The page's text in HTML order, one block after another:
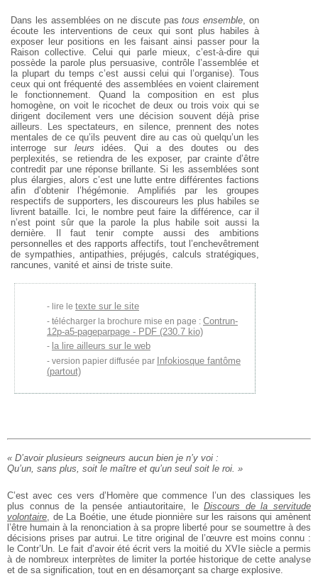
Dans les assemblées on ne discute pastous ensemble, on
écoute les interventions de ceux qui sont plus habiles à
exposer leur positions en les faisant ainsi passer pour la
Raison collective. Celui qui parle mieux, c’est-à-dire qui
possède la parole plus persuasive, contrôle l’assemblée et
la plupart du temps c’est aussi celui qui l’organise). Tous
ceux qui ont fréquenté des assemblées en voient clairement
le fonctionnement. Quand la composition en est plus
homogène, on voit le ricochet de deux ou trois voix qui se
dirigent docilement vers une décision souvent déjà prise
ailleurs. Les spectateurs, en silence, prennent des notes
mentales de ce qu’ils peuvent dire au cas où quelqu’un les
interroge sur leurs idées. Qui a des doutes ou des
perplexités, se retiendra de les exposer, par crainte d’être
contredit par une réponse brillante. Si les assemblées sont
plus élargies, alors c’est une lutte entre différentes factions
afin d’obtenir l’hégémonie. Amplifiés par les groupes
respectifs de supporters, les discoureurs les plus habiles se
livrent bataille. Ici, le nombre peut faire la différence, car il
n’est point sûr que la parole la plus habile soit aussi la
dernière. Il faut tenir compte aussi des ambitions
personnelles et des rapports affectifs, tout l’enchevêtrement
de sympathies, antipathies, préjugés, calculs stratégiques,
rancunes, vanité et ainsi de triste suite.
lire le texte sur le site
télécharger la brochure mise en page : Contrun-
12p-a5-pageparpage - PDF (230.7 kio)
la lire ailleurs sur le web
version papier diffusée par Infokiosque fantôme
(partout)
« D’avoir plusieurs seigneurs aucun bien je n’y voi :
Qu’un, sans plus, soit le maître et qu’un seul soit le roi. »
C’est avec ces vers d’Homère que commence l’un des classiques les
plus connus de la pensée antiautoritaire, leDiscours de la servitude
volontaire, de La Boétie, une étude pionnière sur les raisons qui amènent
l’être humain à la renonciation à sa propre liberté pour se soumettre à des
décisions prises par autrui. Le titre original de l’œuvre est moins connu :
le Contr’Un. Le fait d’avoir été écrit vers la moitié du XVIe siècle a permis
à de nombreux interprètes de limiter la portée historique de cette analyse
et de sa signification, tout en en désamorçant sa charge explosive.